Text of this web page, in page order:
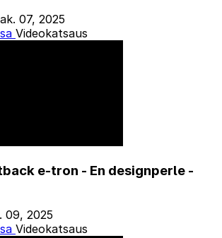
07, 2025
Videokatsaus
e-tron - En designperle -
09, 2025
Videokatsaus